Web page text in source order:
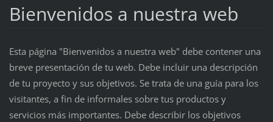
Bienvenidos a nuestra web
Esta página "Bienvenidos a nuestra web" debe contener una
breve presentación de tu web. Debe incluir una descripción
de tu proyecto y sus objetivos. Se trata de una guía para los
visitantes, a fin de informales sobre tus productos y
servicios más importantes. Debe describir los objetivos